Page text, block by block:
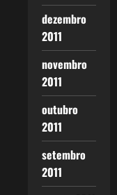
dezembro
2011
novembro
2011
outubro
2011
setembro
2011